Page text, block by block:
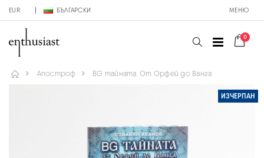
EUR БЪЛГАРСКИ МЕНЮ
0
Апостроф BG тайната. От Орфей до Ванга
ИЗЧЕРПАН